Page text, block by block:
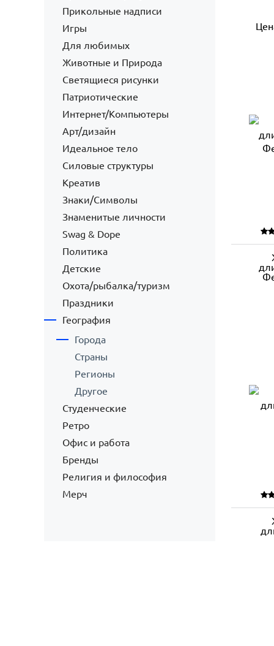
Прикольные надписи
Игры
Для любимых
Животные и Природа
Светящиеся рисунки
Патриотические
Интернет/Компьютеры
Арт/дизайн
Идеальное тело
Силовые структуры
Креатив
Знаки/Символы
Знаменитые личности
Swag & Dope
Политика
Детские
Охота/рыбалка/туризм
Праздники
География
Города
Страны
Регионы
Другое
Студенческие
Ретро
Офис и работа
Бренды
Религия и философия
Мерч